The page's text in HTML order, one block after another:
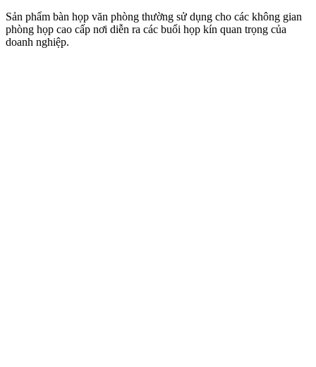
Sản phẩm bàn họp văn phòng thường sử dụng cho các không gian
phòng họp cao cấp nơi diễn ra các buổi họp kín quan trọng của
doanh nghiệp.